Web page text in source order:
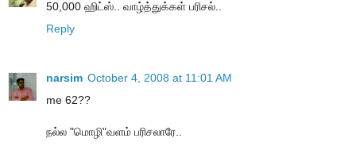
50,000 ஹிட்ஸ்.. வாழ்த்துக்கள் பரிசல்..
Reply
narsim October 4, 2008 at 11:01 AM
me 62??
நல்ல "மொழி"வளம் பரிசலாரே..